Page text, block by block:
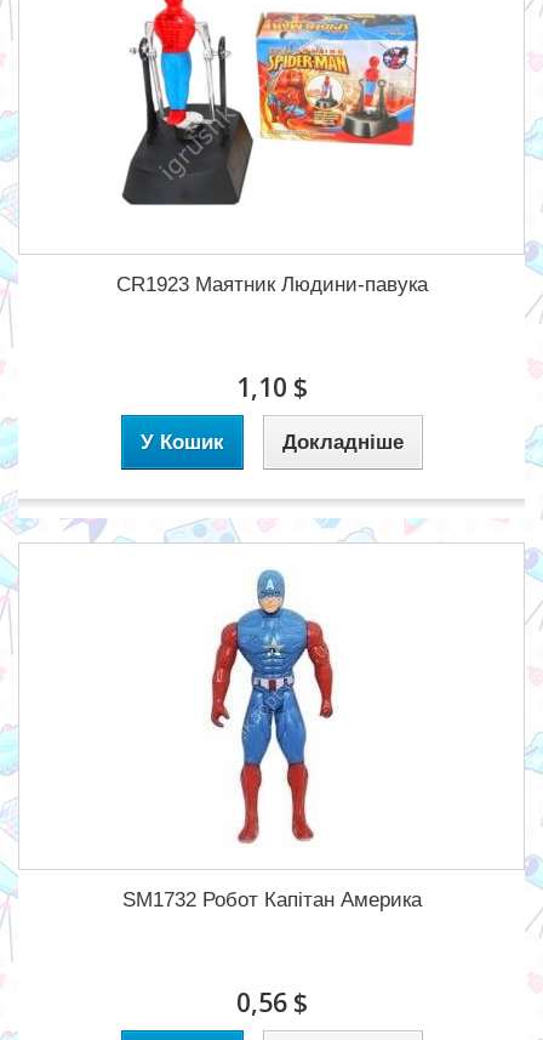
CR1923 Маятник Людини-павука
1,10 $
У Кошик Докладніше
SM1732 Робот Капітан Америка
0,56 $